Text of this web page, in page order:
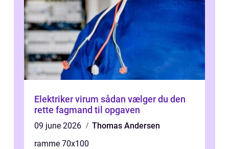
Elektriker virum sådan vælger du den
rette fagmand til opgaven
09 june 2026
Thomas Andersen
ramme 70x100